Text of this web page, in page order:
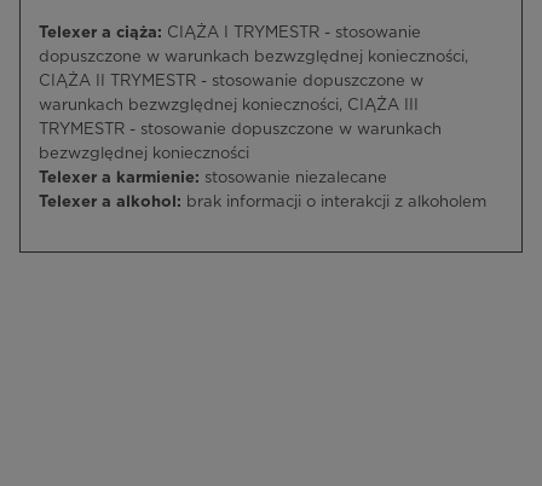
Telexer a ciąża: CIĄŻA I TRYMESTR - stosowanie
dopuszczone w warunkach bezwzględnej konieczności,
CIĄŻA II TRYMESTR - stosowanie dopuszczone w
warunkach bezwzględnej konieczności, CIĄŻA III
TRYMESTR - stosowanie dopuszczone w warunkach
bezwzględnej konieczności
Telexer a karmienie: stosowanie niezalecane
Telexer a alkohol: brak informacji o interakcji z alkoholem